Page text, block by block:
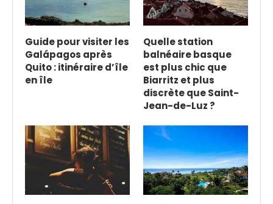
Guide pour visiter les
Galápagos après
Quito : itinéraire d’île
en île
Quelle station
balnéaire basque
est plus chic que
Biarritz et plus
discrète que Saint-
Jean-de-Luz ?